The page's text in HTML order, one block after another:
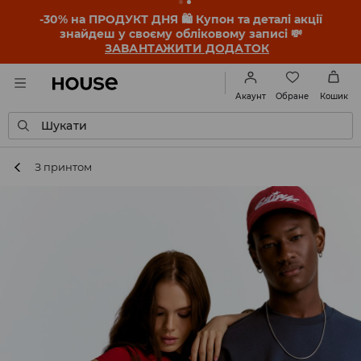
-30% на ПРОДУКТ ДНЯ 🛍️ Купон та деталі акції
знайдеш у своєму обліковому записі 💸
ЗАВАНТАЖИТИ ДОДАТОК
Акаунт Обране Кошик
Шукати
З принтом